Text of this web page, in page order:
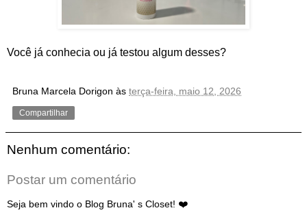
Você já conhecia ou já testou algum desses?
Bruna Marcela Dorigon às terça-feira, maio 12, 2026
Compartilhar
Nenhum comentário:
Postar um comentário
Seja bem vindo o Blog Bruna' s Closet! ❤️